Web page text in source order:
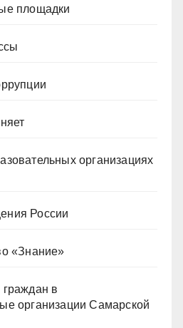
площадки
организациях
России
«Знание»
в
организации Самарской